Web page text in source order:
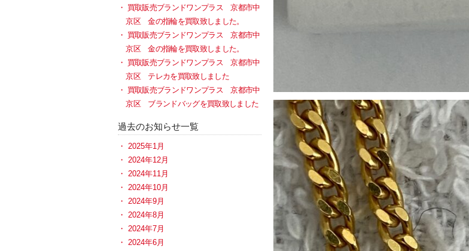
買取販売ブランドワンプラス 京都市中
京区 金の指輪を買取致しました。
買取販売ブランドワンプラス 京都市中
京区 金の指輪を買取致しました。
買取販売ブランドワンプラス 京都市中
京区 テレカを買取致しました
買取販売ブランドワンプラス 京都市中
京区 ブランドバッグを買取致しました
過去のお知らせ一覧
2025年1月
2024年12月
2024年11月
2024年10月
2024年9月
2024年8月
2024年7月
2024年6月